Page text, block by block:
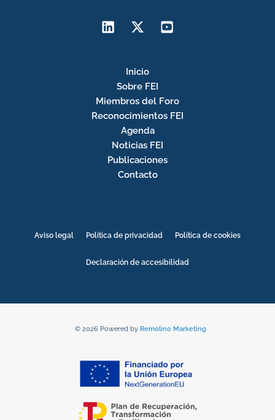
Inicio
Sobre FEI
Miembros del Foro
Reconocimientos FEI
Agenda
Noticias FEI
Publicaciones
Contacto
Aviso legal Política de privacidad Política de cookies
Declaración de accesibilidad
© 2026 Powered by Remolino Marketing